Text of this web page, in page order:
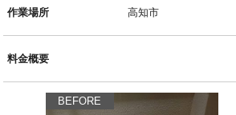
作業場所 高知市
料金概要
BEFORE